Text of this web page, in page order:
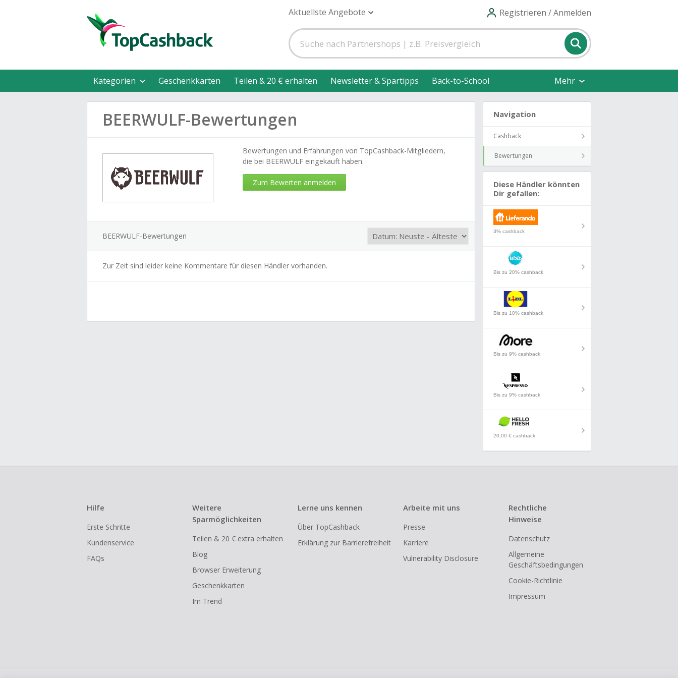
Aktuellste Angebote Registrieren / Anmelden
Kategorien Geschenkkarten Teilen & 20 € erhalten Newsletter & Spartipps Back-to-School Mehr
BEERWULF-Bewertungen
Bewertungen und Erfahrungen von TopCashback-Mitgliedern,
die bei BEERWULF eingekauft haben.
Zum Bewerten anmelden
BEERWULF-Bewertungen
Zur Zeit sind leider keine Kommentare für diesen Händler vorhanden.
Navigation
Cashback
Bewertungen
Diese Händler könnten
Dir gefallen:
3% cashback
Bis zu 20% cashback
Bis zu 10% cashback
Bis zu 9% cashback
Bis zu 9% cashback
20,00 € cashback
Hilfe
Erste Schritte
Kundenservice
FAQs
Weitere
Sparmöglichkeiten
Teilen & 20 € extra erhalten
Blog
Browser Erweiterung
Geschenkkarten
Im Trend
Lerne uns kennen
Über TopCashback
Erklärung zur Barrierefreiheit
Arbeite mit uns
Presse
Karriere
Vulnerability Disclosure
Rechtliche
Hinweise
Datenschutz
Allgemeine
Geschäftsbedingungen
Cookie-Richtlinie
Impressum